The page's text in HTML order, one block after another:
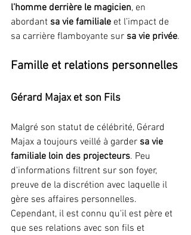
l’homme derrière le magicien, en
abordant sa vie familiale et l’impact de
sa carrière flamboyante sur sa vie privée.
Famille et relations personnelles
Gérard Majax et son Fils
Malgré son statut de célébrité, Gérard
Majax a toujours veillé à garder sa vie
familiale loin des projecteurs. Peu
d'informations filtrent sur son foyer,
preuve de la discrétion avec laquelle il
gère ses affaires personnelles.
Cependant, il est connu qu'il est père et
que ses relations avec son fils et